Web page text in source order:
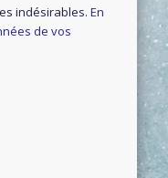
indésirables.En
de vos